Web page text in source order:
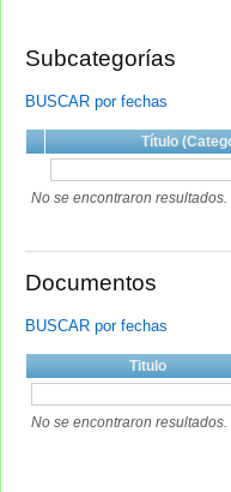
Subcategorías
BUSCAR por fechas
Título
No se encontraron resultados.
Documentos
BUSCAR por fechas
Titulo
No se encontraron resultados.